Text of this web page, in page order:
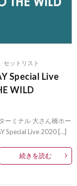
セットリスト
Special Live
WILD
ーミナル 大さん橋ホー
Special Live 2020 […]
続きを読む